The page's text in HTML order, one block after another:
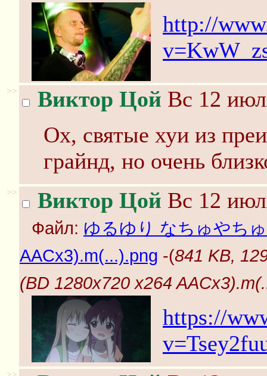
http://
>> Виктор Цой Вс 12
Ох, святые хуи из
грайнд, но очень
>> Виктор Цой Вс 12
Файл: ゆるゆり なちゅやち
AACx3).m(...).png -(841 KB,
(BD 1280x720 x264
https://